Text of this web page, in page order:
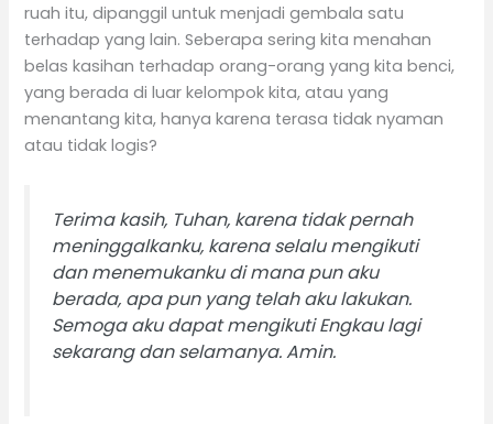
ruah itu, dipanggil untuk menjadi gembala satu
terhadap yang lain. Seberapa sering kita menahan
belas kasihan terhadap orang-orang yang kita benci,
yang berada di luar kelompok kita, atau yang
menantang kita, hanya karena terasa tidak nyaman
atau tidak logis?
Terima kasih, Tuhan, karena tidak pernah
meninggalkanku, karena selalu mengikuti
dan menemukanku di mana pun aku
berada, apa pun yang telah aku lakukan.
Semoga aku dapat mengikuti Engkau lagi
sekarang dan selamanya. Amin.